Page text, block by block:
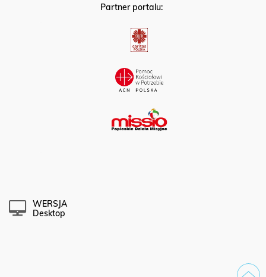
Partner portalu:
WERSJA
Desktop